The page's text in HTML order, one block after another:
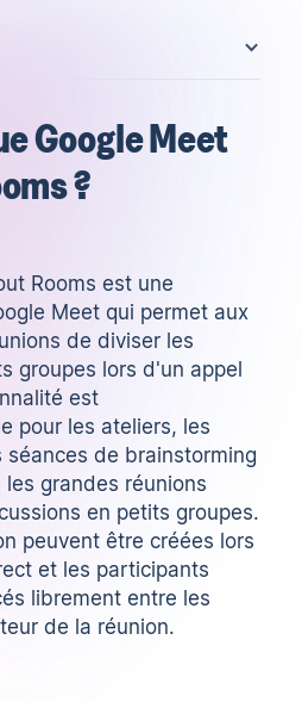
Google Meet
?
Rooms est une
Meet qui permet aux
de diviser les
groupes lors d'un appel
est
pour les ateliers, les
séances de brainstorming
grandes réunions
en petits groupes.
peuvent être créées lors
et les participants
librement entre les
de la réunion.